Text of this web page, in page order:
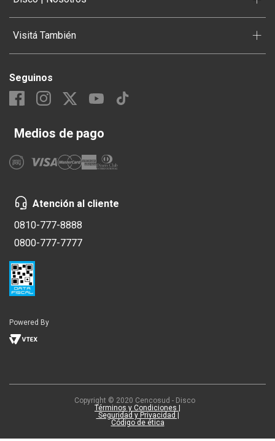
Visitá También +
Seguinos
Medios de pago
Atención al cliente
0810-777-8888
0800-777-7777
Powered By
Copyright © 2020 Cencosud - Disco
Términos y Condiciones |
Seguridad y Privacidad |
Código de ética